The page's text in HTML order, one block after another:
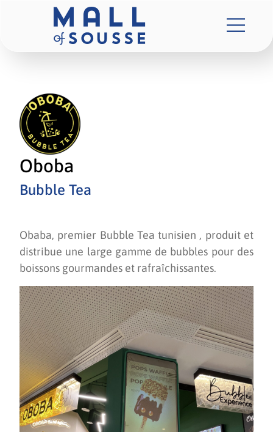
Oboba
Bubble Tea
Obaba, premier Bubble Tea tunisien , produit et
distribue une large gamme de bubbles pour des
boissons gourmandes et rafraîchissantes.